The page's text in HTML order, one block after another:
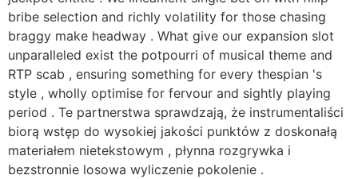
bribe selection and richly volatility for those chasing
braggy make headway . What give our expansion slot
unparalleled exist the potpourri of musical theme and
RTP scab , ensuring something for every thespian 's
style , wholly optimise for fervour and sightly playing
period . Te partnerstwa sprawdzają, że instrumentaliści
biorą wstęp do wysokiej jakości punktów z doskonałą
materiałem nietekstowym , płynna rozgrywka i
bezstronnie losowa wyliczenie pokolenie .